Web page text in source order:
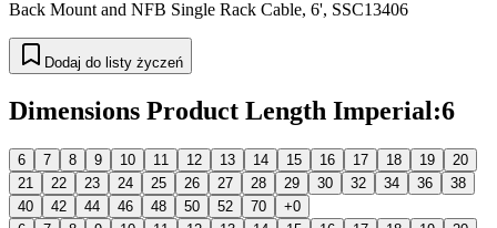
Back Mount and NFB Single Rack Cable, 6', SSC13406
Dodaj do listy życzeń
Dimensions Product Length Imperial:6
6 7 8 9 10 11 12 13 14 15 16 17 18 19
20
21
22 23 24 25 26 27 28 29 30 32 34 36
38
40
42 44 46 48 50 52 70
+0